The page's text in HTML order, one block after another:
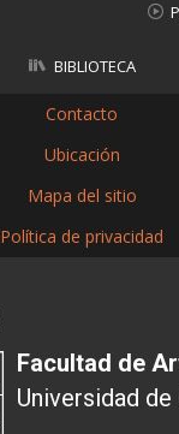
BIBLIOTECA
Contacto
Ubicación
Mapa del sitio
Política de privacidad
Facultad de
Universidad de